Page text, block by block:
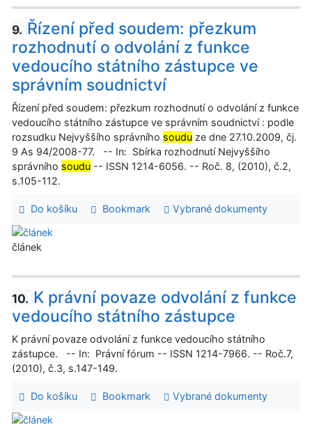
9. Řízení před soudem: přezkum
rozhodnutí o odvolání z funkce
vedoucího státního zástupce ve
správním soudnictví
Řízení před soudem: přezkum rozhodnutí o odvolání z funkce
vedoucího státního zástupce ve správním soudnictví : podle
rozsudku Nejvyššího správního soudu ze dne 27.10.2009, čj.
9 As 94/2008-77. -- In: Sbírka rozhodnutí Nejvyššího
správního soudu -- ISSN 1214-6056. -- Roč. 8, (2010), č.2,
s.105-112.
Do košíku Bookmark Vybrané dokumenty
článek
10. K právní povaze odvolání z funkce
vedoucího státního zástupce
K právní povaze odvolání z funkce vedoucího státního
zástupce. -- In: Právní fórum -- ISSN 1214-7966. -- Roč.7,
(2010), č.3, s.147-149.
Do košíku Bookmark Vybrané dokumenty